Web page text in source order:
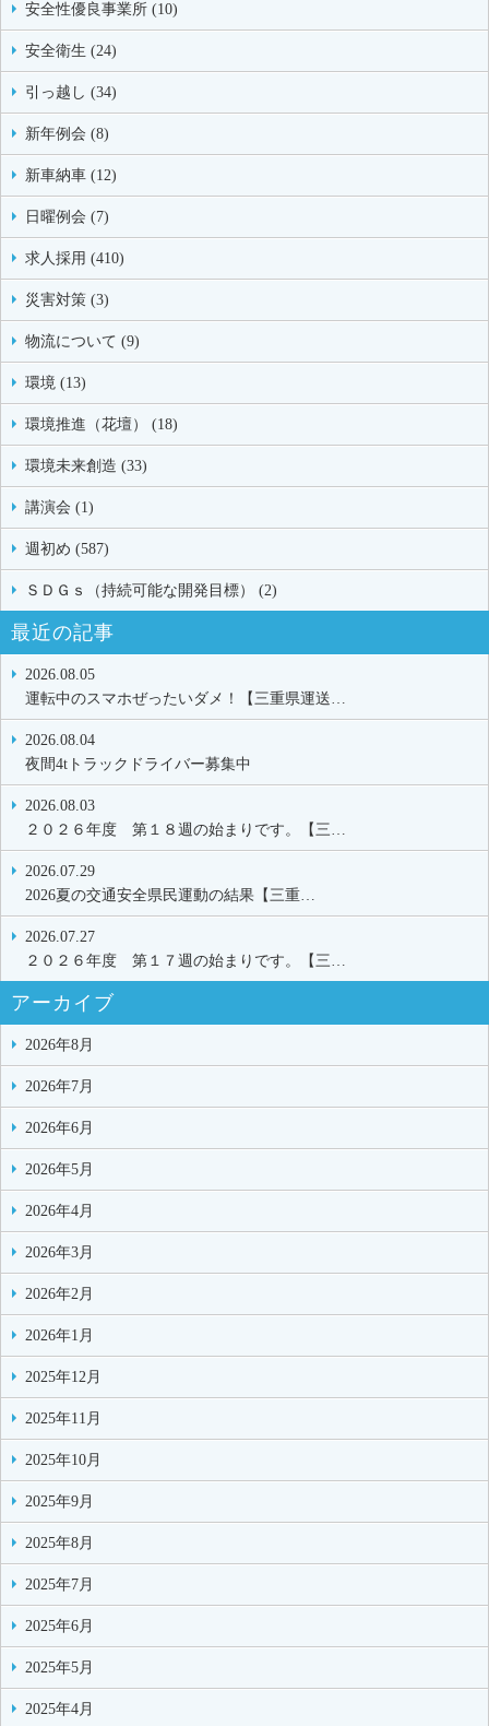
安全性優良事業所 (10)
安全衛生 (24)
引っ越し (34)
新年例会 (8)
新車納車 (12)
日曜例会 (7)
求人採用 (410)
災害対策 (3)
物流について (9)
環境 (13)
環境推進（花壇） (18)
環境未来創造 (33)
講演会 (1)
週初め (587)
ＳＤＧｓ（持続可能な開発目標） (2)
最近の記事
2026.08.05
運転中のスマホぜったいダメ！【三重県運送…
2026.08.04
夜間4tトラックドライバー募集中
2026.08.03
２０２６年度 第１８週の始まりです。【三…
2026.07.29
2026夏の交通安全県民運動の結果【三重…
2026.07.27
２０２６年度 第１７週の始まりです。【三…
アーカイブ
2026年8月
2026年7月
2026年6月
2026年5月
2026年4月
2026年3月
2026年2月
2026年1月
2025年12月
2025年11月
2025年10月
2025年9月
2025年8月
2025年7月
2025年6月
2025年5月
2025年4月